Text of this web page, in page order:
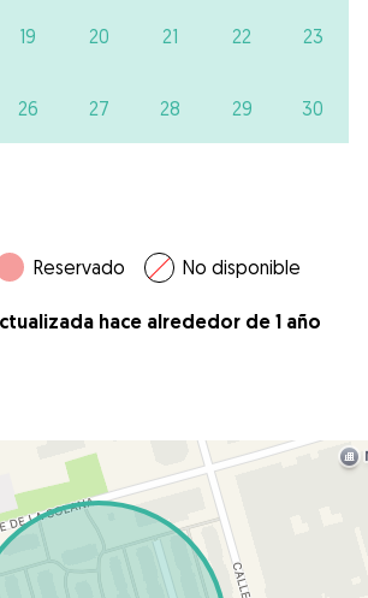
19 20 21 22 23
26 27 28 29 30
Reservado No disponible
hace alrededor de 1 año